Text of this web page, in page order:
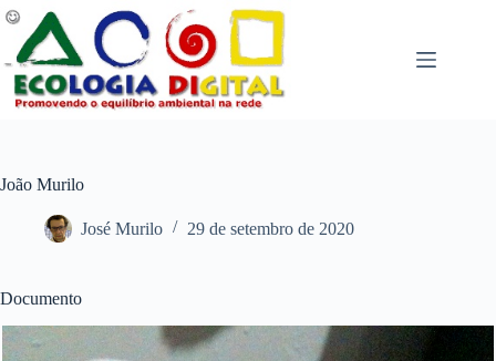
Pular
para
conteúdo
João Murilo
José Murilo 29 de setembro de 2020
Documento